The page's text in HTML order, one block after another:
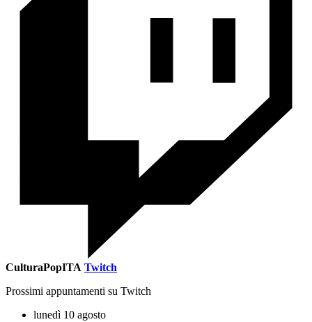
CulturaPopITA Twitch
Prossimi appuntamenti su Twitch
lunedì 10 agosto